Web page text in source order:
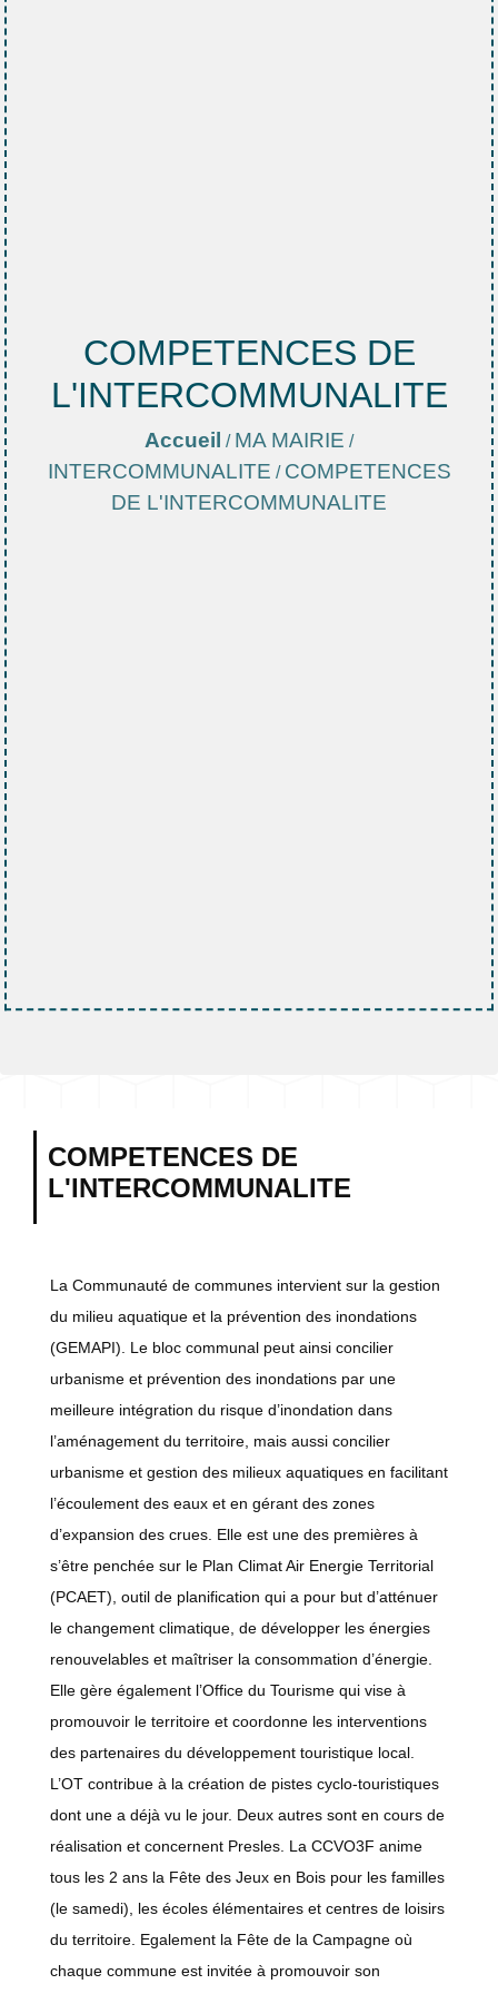
COMPETENCES DE
L'INTERCOMMUNALITE
Accueil / MA MAIRIE /
INTERCOMMUNALITE / COMPETENCES
DE L'INTERCOMMUNALITE
COMPETENCES DE
L'INTERCOMMUNALITE
La Communauté de communes intervient sur la gestion
du milieu aquatique et la prévention des inondations
(GEMAPI). Le bloc communal peut ainsi concilier
urbanisme et prévention des inondations par une
meilleure intégration du risque d’inondation dans
l’aménagement du territoire, mais aussi concilier
urbanisme et gestion des milieux aquatiques en facilitant
l’écoulement des eaux et en gérant des zones
d’expansion des crues. Elle est une des premières à
s’être penchée sur le Plan Climat Air Energie Territorial
(PCAET), outil de planification qui a pour but d’atténuer
le changement climatique, de développer les énergies
renouvelables et maîtriser la consommation d’énergie.
Elle gère également l’Office du Tourisme qui vise à
promouvoir le territoire et coordonne les interventions
des partenaires du développement touristique local.
L’OT contribue à la création de pistes cyclo-touristiques
dont une a déjà vu le jour. Deux autres sont en cours de
réalisation et concernent Presles. La CCVO3F anime
tous les 2 ans la Fête des Jeux en Bois pour les familles
(le samedi), les écoles élémentaires et centres de loisirs
du territoire. Egalement la Fête de la Campagne où
chaque commune est invitée à promouvoir son